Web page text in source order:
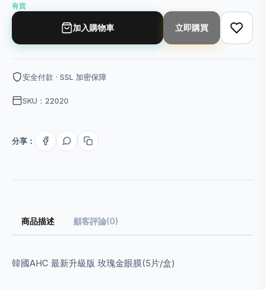
有貨
加入購物車 立即購買
安全付款 · SSL 加密保障
SKU：22020
分享：
商品描述 顧客評論(0)
韓國AHC 最新升級版 玫瑰金眼膜(5片/盒)